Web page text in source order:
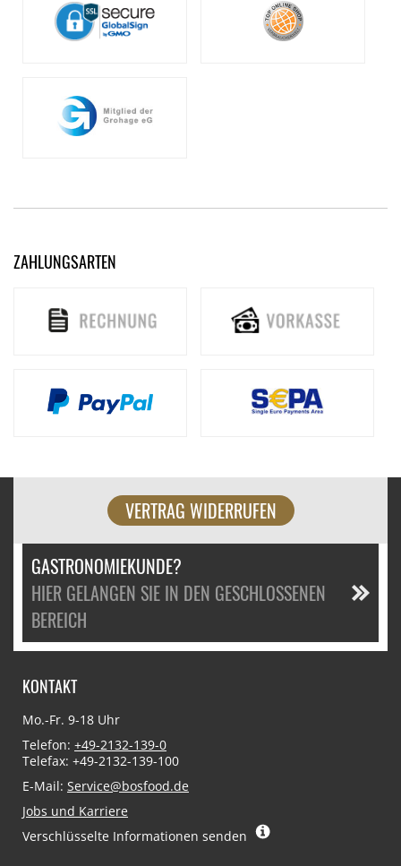
ZAHLUNGSARTEN
VERTRAG WIDERRUFEN
GASTRONOMIEKUNDE?
HIER GELANGEN SIE IN DEN GESCHLOSSENEN
BEREICH
KONTAKT
Mo.-Fr. 9-18 Uhr
Telefon: +49-2132-139-0
Telefax: +49-2132-139-100
E-Mail: Service@bosfood.de
Jobs und Karriere
Verschlüsselte Informationen senden